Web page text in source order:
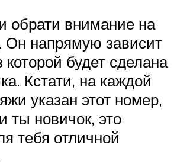
обрати внимание на
Он напрямую зависит
которой будет сделана
Кстати, на каждой
указан этот номер,
ты новичок, это
тебя отличной